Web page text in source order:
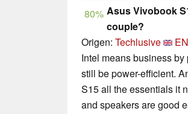
80% Asus Vivobook
couple?
Origen: Techlusive
Intel means business
still be power-efficient.
S15 all the essentials it
and speakers are good